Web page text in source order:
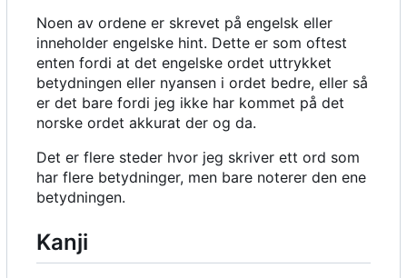
Noen av ordene er skrevet på engelsk eller
inneholder engelske hint. Dette er som oftest
enten fordi at det engelske ordet uttrykket
betydningen eller nyansen i ordet bedre, eller så
er det bare fordi jeg ikke har kommet på det
norske ordet akkurat der og da.
Det er flere steder hvor jeg skriver ett ord som
har flere betydninger, men bare noterer den ene
betydningen.
Kanji